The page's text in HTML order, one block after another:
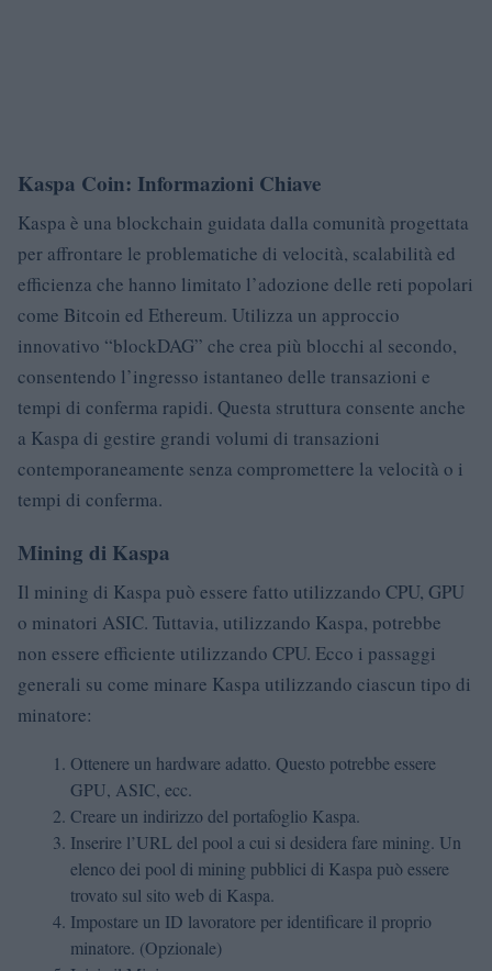
Kaspa Coin: Informazioni Chiave
Kaspa è una blockchain guidata dalla comunità progettata
per affrontare le problematiche di velocità, scalabilità ed
efficienza che hanno limitato l’adozione delle reti popolari
come Bitcoin ed Ethereum. Utilizza un approccio
innovativo “blockDAG” che crea più blocchi al secondo,
consentendo l’ingresso istantaneo delle transazioni e
tempi di conferma rapidi. Questa struttura consente anche
a Kaspa di gestire grandi volumi di transazioni
contemporaneamente senza compromettere la velocità o i
tempi di conferma.
Mining di Kaspa
Il mining di Kaspa può essere fatto utilizzando CPU, GPU
o minatori ASIC. Tuttavia, utilizzando Kaspa, potrebbe
non essere efficiente utilizzando CPU. Ecco i passaggi
generali su come minare Kaspa utilizzando ciascun tipo di
minatore:
Ottenere un hardware adatto. Questo potrebbe essere
GPU, ASIC, ecc.
Creare un indirizzo del portafoglio Kaspa.
Inserire l’URL del pool a cui si desidera fare mining. Un
elenco dei pool di mining pubblici di Kaspa può essere
trovato sul sito web di Kaspa.
Impostare un ID lavoratore per identificare il proprio
minatore. (Opzionale)